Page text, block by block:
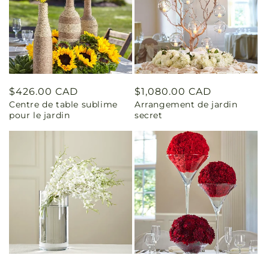
Prix
habituel
$426.00 CAD
Centre de table sublime
pour le jardin
Prix
habituel
$1,080.00 CAD
Arrangement de jardin
secret